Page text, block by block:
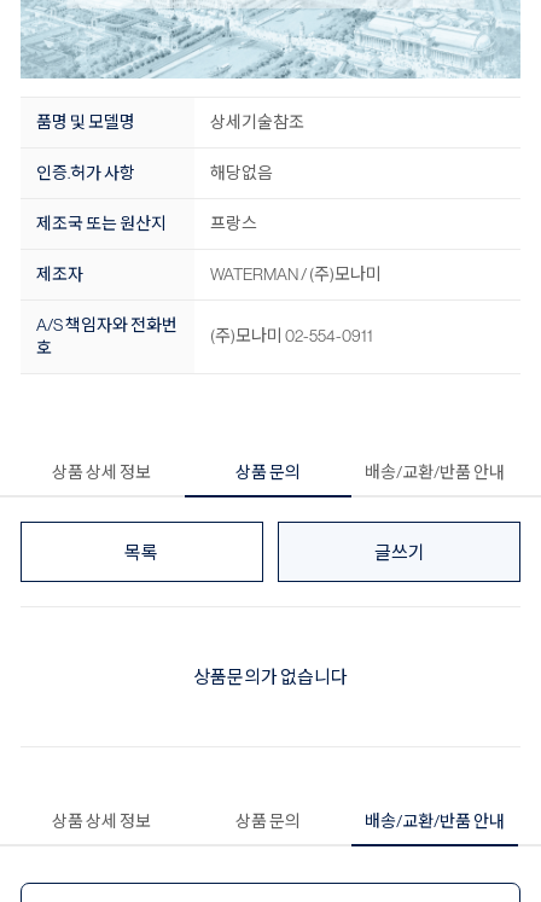
품명 및 모델명 상세기술참조
인증.허가 사항 해당없음
제조국 또는 원산지 프랑스
제조자 WATERMAN / (주)모나미
A/S 책임자와 전화번
호
(주)모나미 02-554-0911
상품 상세 정보 상품 문의 배송/교환/반품 안내
목록 글쓰기
상품문의가 없습니다
상품 상세 정보 상품 문의 배송/교환/반품 안내